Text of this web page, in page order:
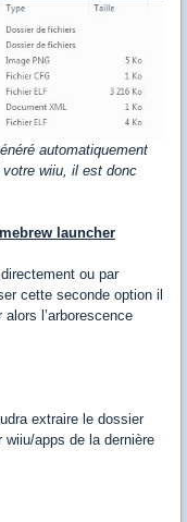
automatiquement
wiiu, il est donc
launcher
ou par
cette seconde option il
l’arborescence
extraire le dossier
wiiu/apps de la dernière